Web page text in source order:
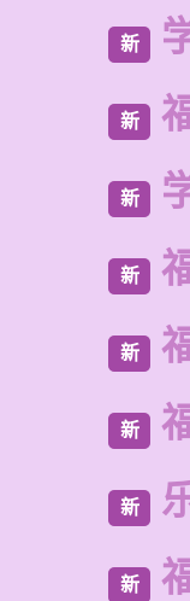
新
新
新
新
新
新
新
新